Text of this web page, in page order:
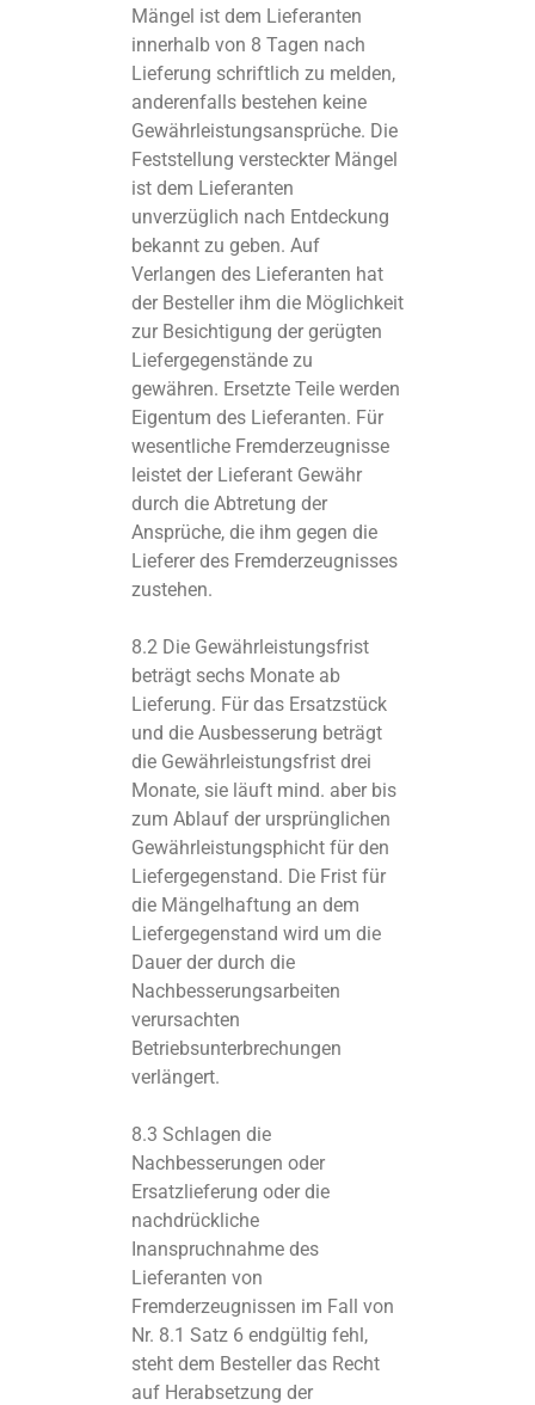
Mängel ist dem Lieferanten
innerhalb von 8 Tagen nach
Lieferung schriftlich zu melden,
anderenfalls bestehen keine
Gewährleistungsansprüche. Die
Feststellung versteckter Mängel
ist dem Lieferanten
unverzüglich nach Entdeckung
bekannt zu geben. Auf
Verlangen des Lieferanten hat
der Besteller ihm die Möglichkeit
zur Besichtigung der gerügten
Liefergegenstände zu
gewähren. Ersetzte Teile werden
Eigentum des Lieferanten. Für
wesentliche Fremderzeugnisse
leistet der Lieferant Gewähr
durch die Abtretung der
Ansprüche, die ihm gegen die
Lieferer des Fremderzeugnisses
zustehen.
8.2 Die Gewährleistungsfrist
beträgt sechs Monate ab
Lieferung. Für das Ersatzstück
und die Ausbesserung beträgt
die Gewährleistungsfrist drei
Monate, sie läuft mind. aber bis
zum Ablauf der ursprünglichen
Gewährleistungsphicht für den
Liefergegenstand. Die Frist für
die Mängelhaftung an dem
Liefergegenstand wird um die
Dauer der durch die
Nachbesserungsarbeiten
verursachten
Betriebsunterbrechungen
verlängert.
8.3 Schlagen die
Nachbesserungen oder
Ersatzlieferung oder die
nachdrückliche
Inanspruchnahme des
Lieferanten von
Fremderzeugnissen im Fall von
Nr. 8.1 Satz 6 endgültig fehl,
steht dem Besteller das Recht
auf Herabsetzung der